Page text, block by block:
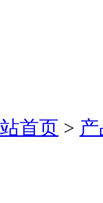
首页 >